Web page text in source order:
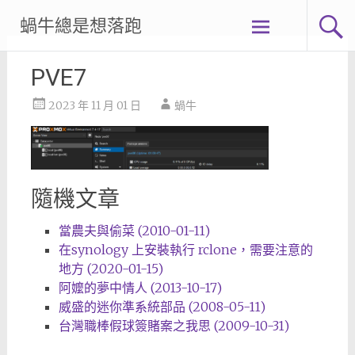
content
蝸牛總是想落跑
PVE7
2023 年 11 月 01 日 蝸牛
隨機文章
當農夫與偷菜 (2010-01-11)
在synology 上安裝執行 rclone，需要注意的
地方 (2020-01-15)
阿嬤的夢中情人 (2013-10-17)
威盛的迷你準系統部品 (2008-05-11)
台灣職棒假球簽賭案之我思 (2009-10-31)